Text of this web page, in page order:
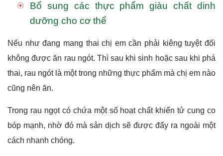
Bổ sung các thực phẩm giàu chất dinh
dưỡng cho cơ thể
Nếu như đang mang thai chị em cần phải kiêng tuyệt đối
không được ăn rau ngót. Thì sau khi sinh hoặc sau khi phá
thai, rau ngót là một trong những thực phẩm mà chị em nào
cũng nên ăn.
Trong rau ngọt có chứa một số hoạt chất khiến tử cung co
bóp mạnh, nhờ đó mà sản dịch sẽ được đẩy ra ngoài một
cách nhanh chóng.